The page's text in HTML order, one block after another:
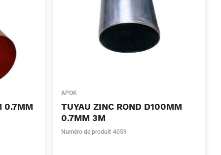
0.7MM
APOK
TUYAU ZINC ROND D100MM
0.7MM 3M
Numéro de produit 4059